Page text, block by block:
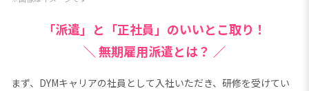
「派遣」と「正社員」のいいとこ取り！
＼ 無期雇用派遣とは？ ／
まず、DYMキャリアの社員として入社いただき、研修を受けてい